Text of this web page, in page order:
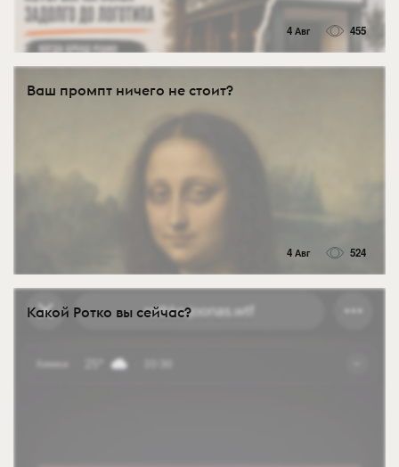
4 Авг 455
Ваш промпт ничего не стоит?
4 Авг 524
Какой Ротко вы сейчас?